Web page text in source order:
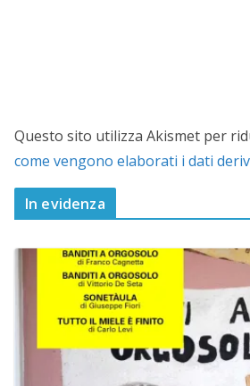
Questo sito utilizza Akismet per
come vengono elaborati i dati
In evidenza